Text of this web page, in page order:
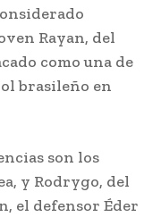
Rayan, del
como una de
brasileño en
son los
y Rodrygo, del
el defensor Éder